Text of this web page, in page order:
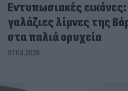
Εντυπωσιακές
γαλάζιες λίμνες της
στα παλιά ορυχεία
07.08.2026